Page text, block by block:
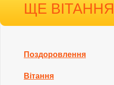
ЩЕ ВІТАННЯ
Поздоровлення
Вітання